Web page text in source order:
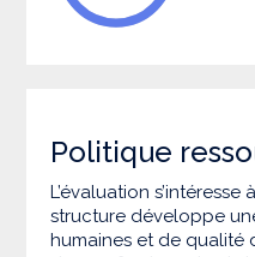
Politique
L’évaluation
structure développe
humaines et de qualité